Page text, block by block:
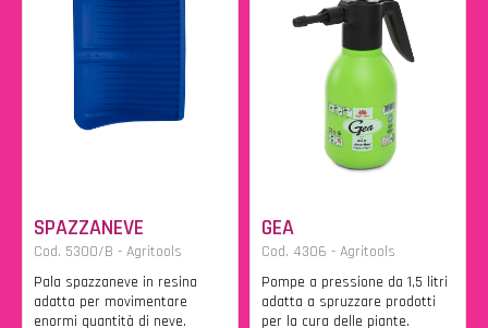
SPAZZANEVE
Cod. 5300/B - Agritools
Pala spazzaneve in resina
adatta per movimentare
enormi quantità di neve.
GEA
Cod. 4306 - Agritools
Pompe a pressione da 1,5 litri
adatta a spruzzare prodotti
per la cura delle piante.